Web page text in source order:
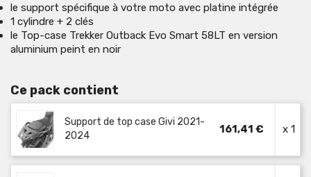
le support spécifique à votre moto avec platine intégrée
1 cylindre + 2 clés
le Top-case Trekker Outback Evo Smart 58LT en version
aluminium peint en noir
Ce pack contient
Support de top case Givi 2021-
2024
161,41 € x 1